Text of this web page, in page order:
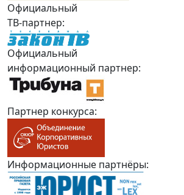
Официальный
ТВ-партнер:
Официальный
информационный партнер:
Партнер конкурса:
Информационные партнёры: